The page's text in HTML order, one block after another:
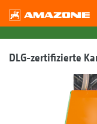
DLG-zertifizierte